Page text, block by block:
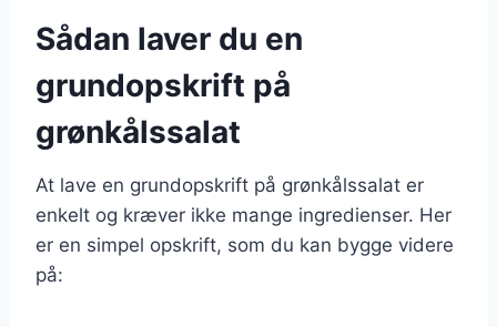
Sådan laver du en
grundopskrift på
grønkålssalat
At lave en grundopskrift på grønkålssalat er
enkelt og kræver ikke mange ingredienser. Her
er en simpel opskrift, som du kan bygge videre
på: